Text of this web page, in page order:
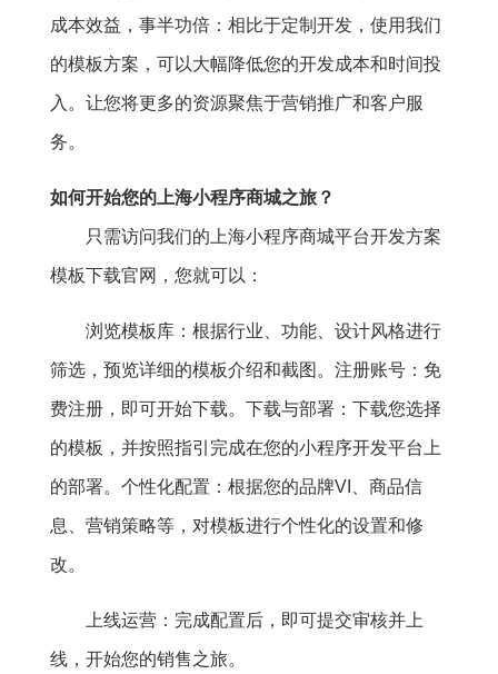
成本效益，事半功倍：相比于定制开发，使用我们
的模板方案，可以大幅降低您的开发成本和时间投
入。让您将更多的资源聚焦于营销推广和客户服
务。
如何开始您的上海小程序商城之旅？
只需访问我们的上海小程序商城平台开发方案
模板下载官网，您就可以：
浏览模板库：根据行业、功能、设计风格进行
筛选，预览详细的模板介绍和截图。注册账号：免
费注册，即可开始下载。下载与部署：下载您选择
的模板，并按照指引完成在您的小程序开发平台上
的部署。个性化配置：根据您的品牌VI、商品信
息、营销策略等，对模板进行个性化的设置和修
改。
上线运营：完成配置后，即可提交审核并上
线，开始您的销售之旅。